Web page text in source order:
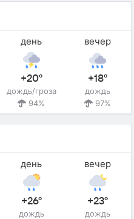
день
+20°
дождь/гроза
94%
вечер
+18°
дождь
97%
день
+26°
дождь
вечер
+23°
дождь